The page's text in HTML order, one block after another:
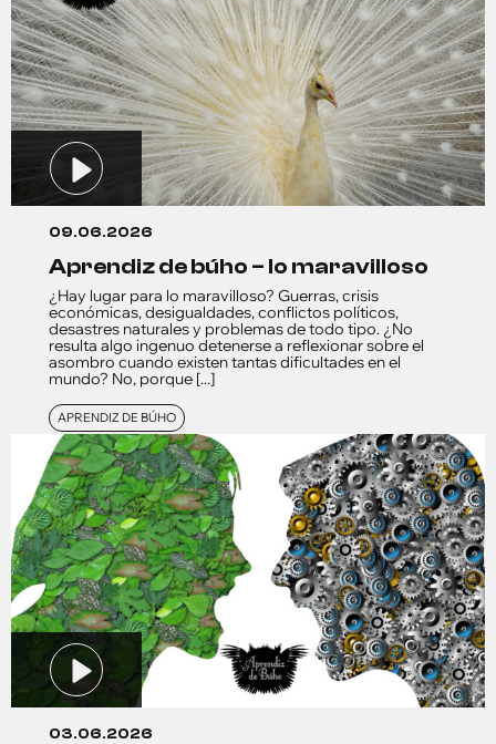
09.06.2026
aprendiz de búho – lo maravilloso
¿Hay lugar para lo maravilloso? Guerras, crisis
económicas, desigualdades, conflictos políticos,
desastres naturales y problemas de todo tipo. ¿No
resulta algo ingenuo detenerse a reflexionar sobre el
asombro cuando existen tantas dificultades en el
mundo? No, porque [...]
APRENDIZ DE BÚHO
03.06.2026